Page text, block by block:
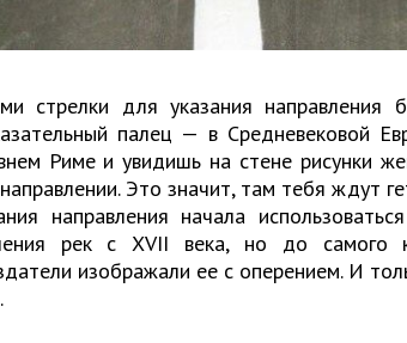
стрелки для указания
палец — в Средневековой
Риме и увидишь на стене рисунки
Это значит, там тебя ждут
направления начала
рек с XVII века, но до самого
изображали ее с оперением. И